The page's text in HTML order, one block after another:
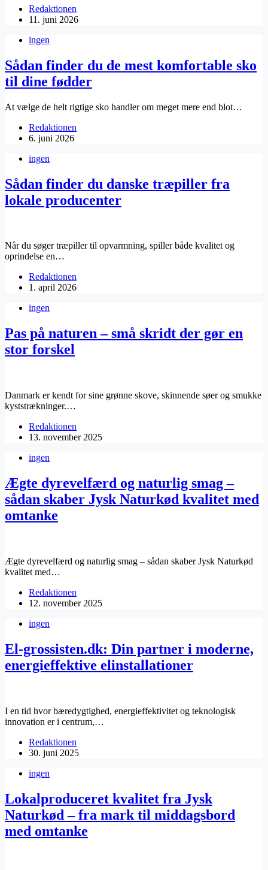
Redaktionen
11. juni 2026
ingen
Sådan finder du de mest komfortable sko
til dine fødder
At vælge de helt rigtige sko handler om meget mere end blot…
Redaktionen
6. juni 2026
ingen
Sådan finder du danske træpiller fra
lokale producenter
Når du søger træpiller til opvarmning, spiller både kvalitet og
oprindelse en…
Redaktionen
1. april 2026
ingen
Pas på naturen – små skridt der gør en
stor forskel
Danmark er kendt for sine grønne skove, skinnende søer og smukke
kyststrækninger.…
Redaktionen
13. november 2025
ingen
Ægte dyrevelfærd og naturlig smag –
sådan skaber Jysk Naturkød kvalitet med
omtanke
Ægte dyrevelfærd og naturlig smag – sådan skaber Jysk Naturkød
kvalitet med…
Redaktionen
12. november 2025
ingen
El-grossisten.dk: Din partner i moderne,
energieffektive elinstallationer
I en tid hvor bæredygtighed, energieffektivitet og teknologisk
innovation er i centrum,…
Redaktionen
30. juni 2025
ingen
Lokalproduceret kvalitet fra Jysk
Naturkød – fra mark til middagsbord
med omtanke